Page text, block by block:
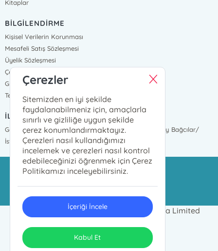
Kitaplar
BİLGİLENDİRME
Kişisel Verilerin Korunması
Mesafeli Satış Sözleşmesi
Üyelik Sözleşmesi
Çerez Politikası
Gizlilik Ve Güvenlik
Teslimat ve İade
İLETİŞİM BİLGİLERİ
Göztepe Mah. İnönü Cad. 2377 Sokak No:17 Mahmutbey Bağcılar/
İstanbul
azim@azimdagitim.com
02124469999
2024 © Azim Kitap Dağıtım ve Pazarlama Limited
Tasarım & Uygulama
Çerezler
Sitemizden en iyi şekilde
faydalanabilmeniz için, amaçlarla
sınırlı ve gizliliğe uygun şekilde
çerez konumlandırmaktayız.
Çerezleri nasıl kullandığımızı
incelemek ve çerezleri nasıl kontrol
edebileceğinizi öğrenmek için Çerez
Politikamızı inceleyebilirsiniz.
İçeriği İncele
Kabul Et